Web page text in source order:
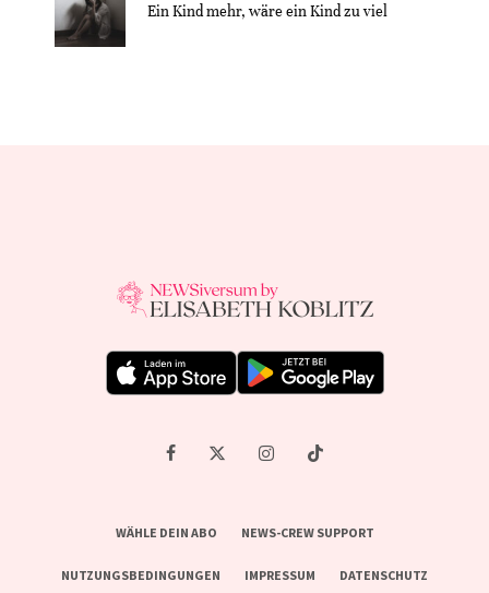
Ein Kind mehr, wäre ein Kind zu viel
WÄHLE DEIN ABO NEWS-CREW SUPPORT
NUTZUNGSBEDINGUNGEN IMPRESSUM DATENSCHUTZ